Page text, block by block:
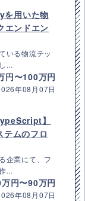
を用いた物
エンドエン
いる物流テッ
...
円〜100万円
年08月07日
】
ムのフロ
企業にて、フ
...
円〜90万円
年08月07日